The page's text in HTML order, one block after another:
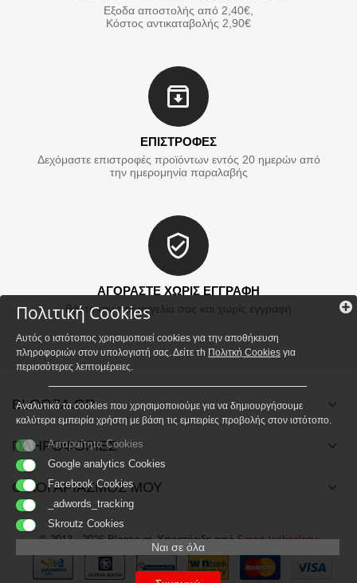
Εξοδα αποστολής από 2,40€,
Κόστος αντικαταβολής 2,90€
ΕΠΙΣΤΡΟΦΕΣ
Δεχόμαστε επιστροφές προϊόντων εντός 20 ημερών από
την ημερομηνία παραλαβής
ΑΓΟΡΑΣΤΕ ΧΩΡΙΣ ΕΓΓΡΑΦΗ
Βάλτε την παραγγελία σας και χωρίς εγγραφή
BLOOZA.GR
ΠΛΗΡΟΦΟΡΙΕΣ
Ο ΛΟΓΑΡΙΑΣΜΟΣ ΜΟΥ
© 2013 - 2026 Blooza.gr. Υποστήριξη απόSmart technology
Πολιτική Cookies
Αυτός ο ιστότοπος χρησιμοποιεί cookies για την αποθήκευση
πληροφοριών στον υπολογιστή σας. Δείτε τh Πολιτκή Cookies για
περισσότερες λεπτομέρειες.
Αναλυτικά τα cookies που χρησιμοποιούμε για να δημιουργήσουμε
καλύτερα εμπειρία χρήστη με βάση τις εμπειρίες προβολής στον ιστότοπο.
Απαραίτητα Cookies
Google analytics Cookies
Facebook Cookies
_adwords_tracking
Skroutz Cookies
Ναι σε όλα